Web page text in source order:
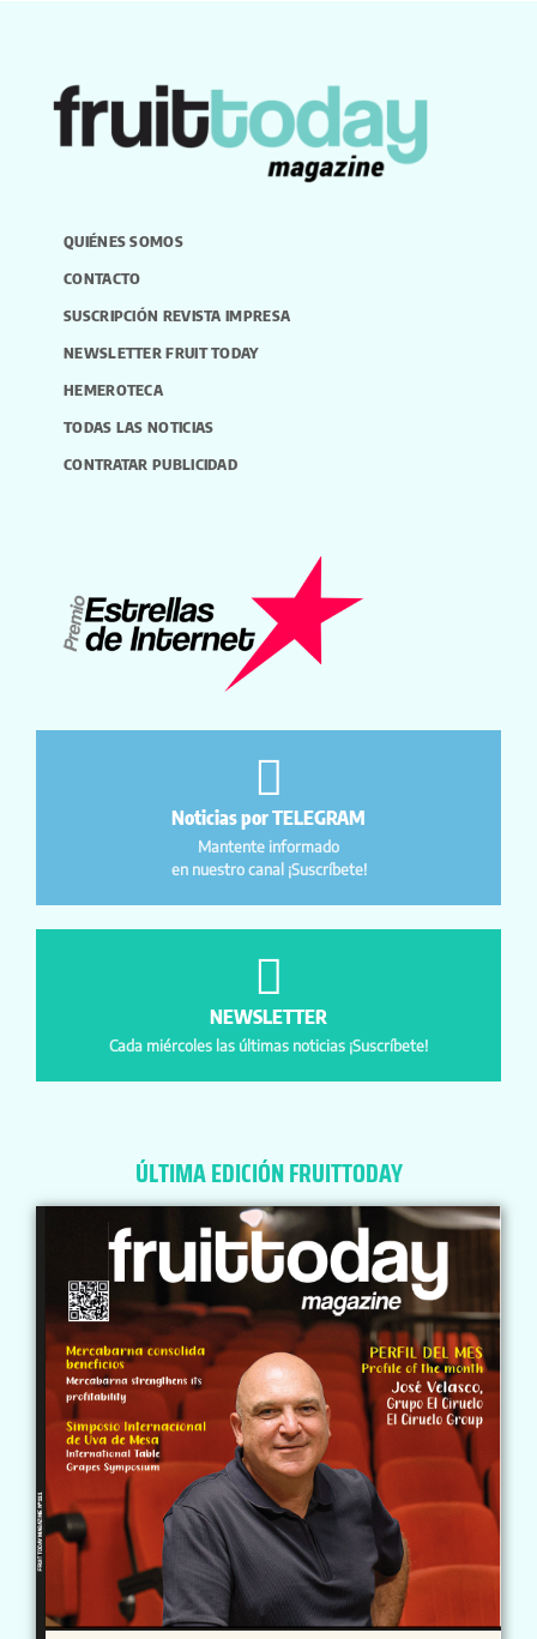
QUIÉNES SOMOS
CONTACTO
SUSCRIPCIÓN REVISTA IMPRESA
NEWSLETTER FRUIT TODAY
HEMEROTECA
TODAS LAS NOTICIAS
CONTRATAR PUBLICIDAD
Noticias por TELEGRAM
Mantente informado
en nuestro canal ¡Suscríbete!
NEWSLETTER
Cada miércoles las últimas noticias ¡Suscríbete!
ÚLTIMA EDICIÓN FRUITTODAY